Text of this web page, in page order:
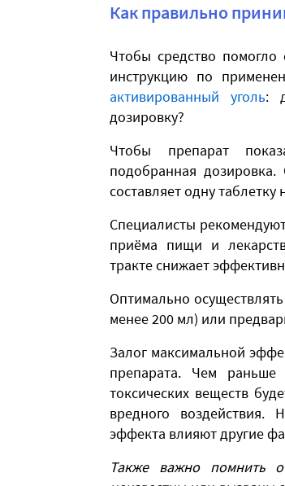
Как правильно
Чтобы средство помогло
инструкцию по
активированный уголь:
дозировку?
Чтобы препарат
подобранная
составляет одну
Специалисты
приёма пищи и
тракте снижает
Оптимально
менее 200 мл) или
Залог максимальной
препарата. Чем
токсических веществ
вредного воздействия.
эффекта влияют другие
Также важно помнить